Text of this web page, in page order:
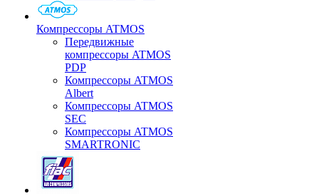
Компрессоры ATMOS
Передвижные
компрессоры ATMOS
PDP
Компрессоры ATMOS
Albert
Компрессоры ATMOS
SEC
Компрессоры ATMOS
SMARTRONIC